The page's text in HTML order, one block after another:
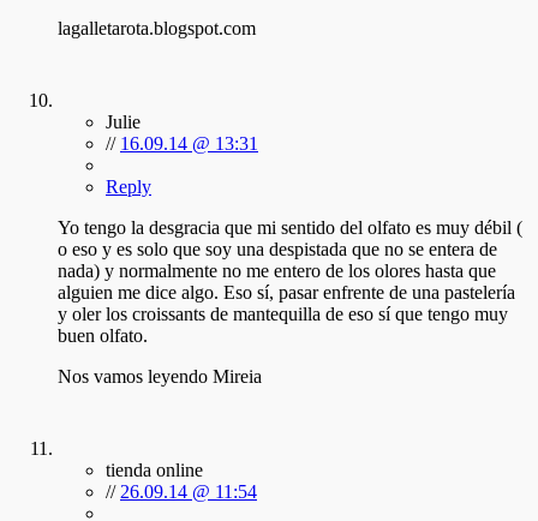
lagalletarota.blogspot.com
Julie
// 16.09.14 @ 13:31
Reply
Yo tengo la desgracia que mi sentido del olfato es muy débil (
o eso y es solo que soy una despistada que no se entera de
nada) y normalmente no me entero de los olores hasta que
alguien me dice algo. Eso sí, pasar enfrente de una pastelería
y oler los croissants de mantequilla de eso sí que tengo muy
buen olfato.
Nos vamos leyendo Mireia
tienda online
// 26.09.14 @ 11:54